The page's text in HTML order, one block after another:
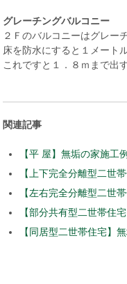
グレーチングバルコニー
２Ｆのバルコニーはグレー
床を防水にすると１メート
これですと１．８ｍまで出
関連記事
【平 屋】無垢の家施工例
【上下完全分離型二世
【左右完全分離型二世
【部分共有型二世帯住
【同居型二世帯住宅】